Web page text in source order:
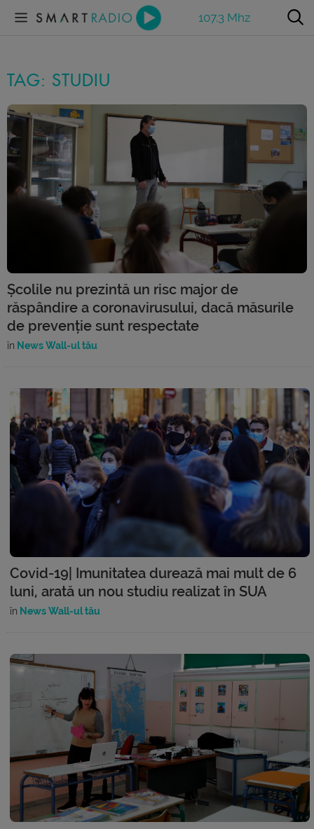
107.3 Mhz
TAG: STUDIU
Școlile nu prezintă un risc major de
răspândire a coronavirusului, dacă măsurile
de prevenție sunt respectate
în News Wall-ul tău
Covid-19| Imunitatea durează mai mult de 6
luni, arată un nou studiu realizat în SUA
în News Wall-ul tău